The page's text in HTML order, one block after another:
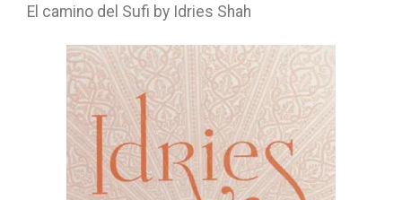
El camino del Sufi by Idries Shah